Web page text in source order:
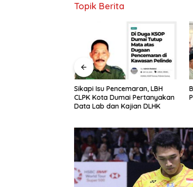
Topik Berita
Sikapi Isu Pencemaran, LBH
CLPK Kota Dumai Pertanyakan
Data Lab dan Kajian DLHK